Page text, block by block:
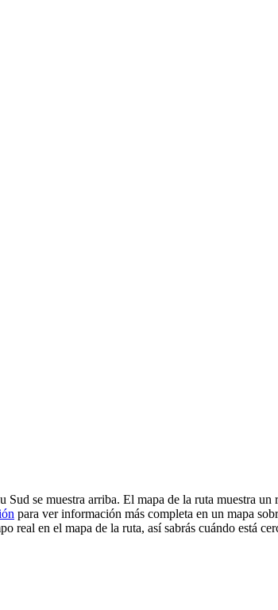
se muestra arriba. El mapa de la ruta muestra un
para ver información más completa en un mapa
real en el mapa de la ruta, así sabrás cuándo está